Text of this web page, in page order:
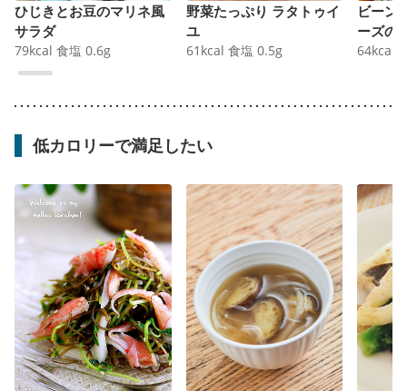
ひじきとお豆のマリネ風
サラダ
79kcal 食塩 0.6g
野菜たっぷり ラタトゥイ
ユ
61 kcal 食塩 0.5g
ビーン
ーズの
64kcal
低カロリーで満足したい